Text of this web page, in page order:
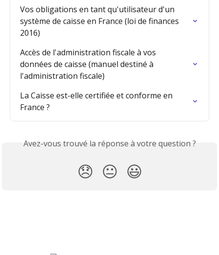
Vos obligations en tant qu'utilisateur d'un
système de caisse en France (loi de finances
2016)
Accès de l'administration fiscale à vos
données de caisse (manuel destiné à
l'administration fiscale)
La Caisse est-elle certifiée et conforme en
France ?
Avez-vous trouvé la réponse à votre question ?
😞 😐 😃